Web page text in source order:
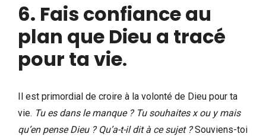
6. Fais confiance au
plan que Dieu a tracé
pour ta vie.
Il est primordial de croire à la volonté de Dieu pour ta
vie. Tu es dans le manque ? Tu souhaites x ou y mais
qu’en pense Dieu ? Qu’a-t-il dit à ce sujet ?Souviens-toi